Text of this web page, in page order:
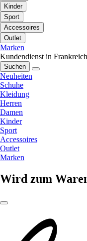
Kinder
Sport
Accessoires
Outlet
Marken
Kundendienst in Frankreich
Suchen
Neuheiten
Schuhe
Kleidung
Herren
Damen
Kinder
Sport
Accessoires
Outlet
Marken
Wird zum